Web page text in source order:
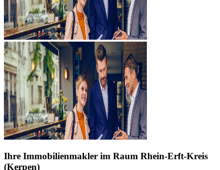
Ihre Immobilienmakler im Raum Rhein-Erft-Kreis
(Kerpen)